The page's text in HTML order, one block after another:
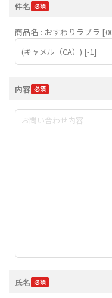
件名
商品名 : おすわりラブラ
内容
氏名